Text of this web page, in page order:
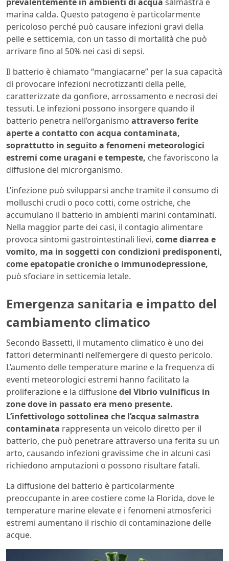
marina calda. Questo patogeno è particolarmente
pericoloso perché può causare infezioni gravi della
pelle e setticemia, con un tasso di mortalità che può
arrivare fino al 50% nei casi di sepsi.
Il batterio è chiamato “mangiacarne” per la sua capacità
di provocare infezioni necrotizzanti della pelle,
caratterizzate da gonfiore, arrossamento e necrosi dei
tessuti. Le infezioni possono insorgere quando il
batterio penetra nell’organismo attraverso ferite
aperte a contatto con acqua contaminata,
soprattutto in seguito a fenomeni meteorologici
estremi come uragani e tempeste, che favoriscono la
diffusione del microrganismo.
L’infezione può svilupparsi anche tramite il consumo di
molluschi crudi o poco cotti, come ostriche, che
accumulano il batterio in ambienti marini contaminati.
Nella maggior parte dei casi, il contagio alimentare
provoca sintomi gastrointestinali lievi, come diarrea e
vomito, ma in soggetti con condizioni predisponenti,
come epatopatie croniche o immunodepressione,
può sfociare in setticemia letale.
Emergenza sanitaria e impatto del
cambiamento climatico
Secondo Bassetti, il mutamento climatico è uno dei
fattori determinanti nell’emergere di questo pericolo.
L’aumento delle temperature marine e la frequenza di
eventi meteorologici estremi hanno facilitato la
proliferazione e la diffusionedel Vibrio vulnificus in
zone dove in passato era meno presente.
L’infettivologo sottolinea che l’acqua salmastra
contaminata rappresenta un veicolo diretto per il
batterio, che può penetrare attraverso una ferita su un
arto, causando infezioni gravissime che in alcuni casi
richiedono amputazioni o possono risultare fatali.
La diffusione del batterio è particolarmente
preoccupante in aree costiere come la Florida, dove le
temperature marine elevate e i fenomeni atmosferici
estremi aumentano il rischio di contaminazione delle
acque.